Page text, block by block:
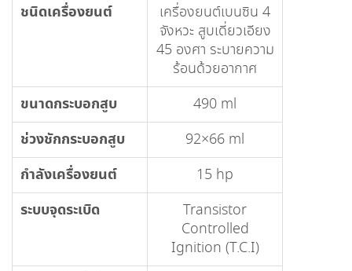
ชนิดเครื่องยนต์
เครื่องยนต์เบนซิน 4
จังหวะ สูบเดี่ยวเอียง
45 องศา ระบายความ
ร้อนด้วยอากาศ
ขนาดกระบอกสูบ 490 ml
ช่วงชักกระบอกสูบ 92×66 ml
กำลังเครื่องยนต์ 15 hp
ระบบจุดระเบิด
Transistor
Controlled
Ignition (T.C.I)